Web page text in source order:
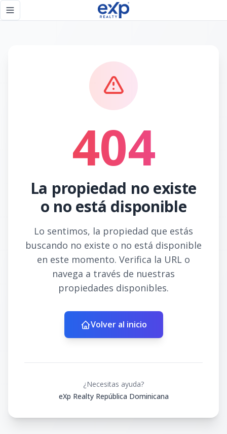
Toggle navigation menu
404
La propiedad no existe
o no está disponible
Lo sentimos, la propiedad que estás
buscando no existe o no está disponible
en este momento. Verifica la URL o
navega a través de nuestras
propiedades disponibles.
Volver al inicio
¿Necesitas ayuda?
eXp Realty República Dominicana
Página no encontrada - eXp Realty República Dominicana